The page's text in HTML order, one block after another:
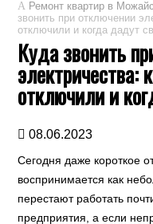
Ремонт квартир в
звонить при отключении
отключили и когда дадут
Куда звонить
электричества:
отключили и
08.06.2023
Сегодня даже короткое
воспринимается как
перестают работать
предприятия, а если